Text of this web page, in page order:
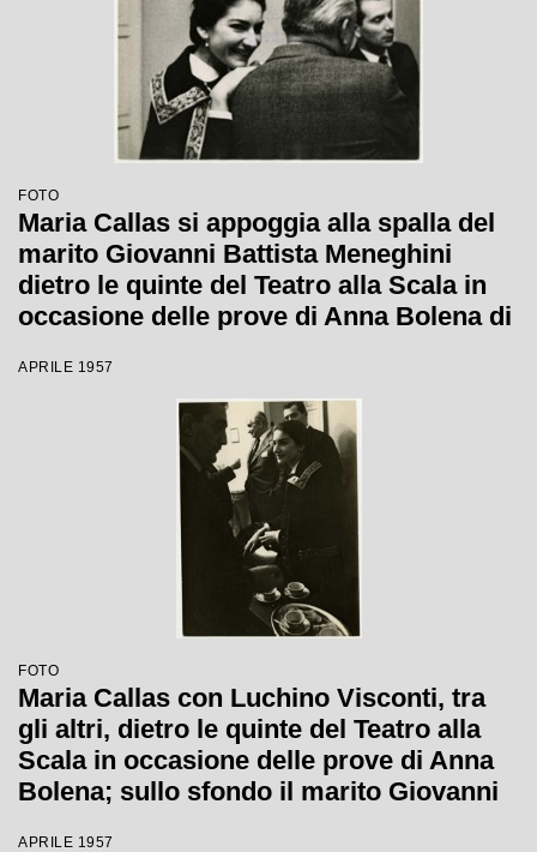
FOTO
Maria Callas si appoggia alla spalla del
marito Giovanni Battista Meneghini
dietro le quinte del Teatro alla Scala in
occasione delle prove di Anna Bolena di
APRILE 1957
FOTO
Maria Callas con Luchino Visconti, tra
gli altri, dietro le quinte del Teatro alla
Scala in occasione delle prove di Anna
Bolena; sullo sfondo il marito Giovanni
APRILE 1957